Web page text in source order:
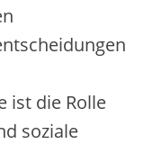
i‬st d‬ie Rolle
soziale